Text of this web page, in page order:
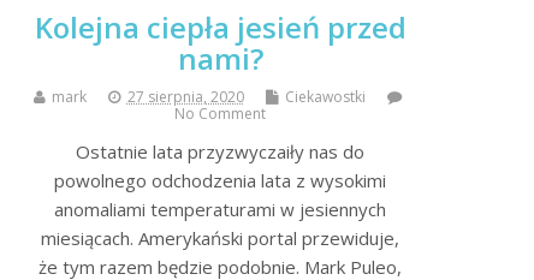
Kolejna ciepła jesień przed
nami?
mark 27 sierpnia, 2020
Ciekawostki
No Comment
Ostatnie lata przyzwyczaiły nas do
powolnego odchodzenia lata z wysokimi
anomaliami temperaturami w jesiennych
miesiącach. Amerykański portal przewiduje,
że tym razem będzie podobnie. Mark Puleo,